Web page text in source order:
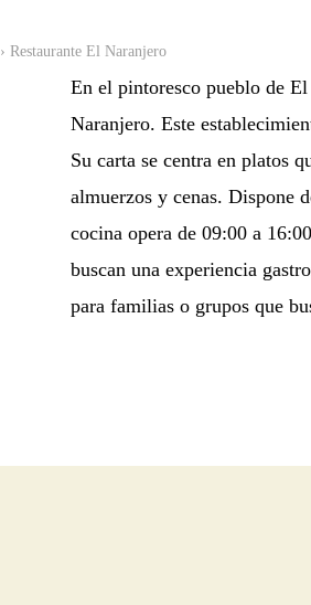
› Restaurante El Naranjero
En el pintoresco pueblo de
Naranjero. Este
Su carta se centra en platos
almuerzos y cenas. Dispone
cocina opera de 09:00 a
buscan una experiencia
para familias o grupos que